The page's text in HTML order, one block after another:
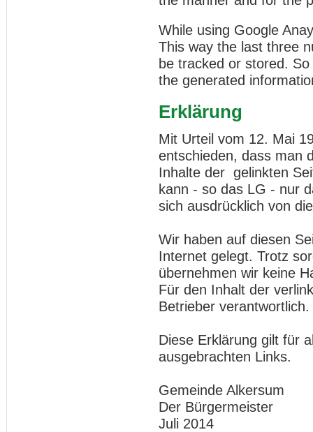
While using Google
This way the last three
be tracked or stored.
the generated
Erklärung
Mit Urteil vom 12. Mai
entschieden, dass man
Inhalte der gelinkten
kann - so das LG - nur
sich ausdrücklich von
Wir haben auf diesen
Internet gelegt. Trotz
übernehmen wir keine
Für den Inhalt der
Betrieber verantwortlich.
Diese Erklärung gilt für
ausgebrachten Links.
Gemeinde Alkersum
Der Bürgermeister
Juli 2014